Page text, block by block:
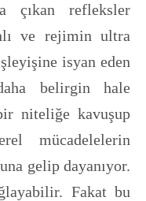
çıkan refleksler
ve rejimin ultra
isyan eden
belirgin hale
niteliğe kavuşup
mücadelelerin
gelip dayanıyor.
Fakat bu